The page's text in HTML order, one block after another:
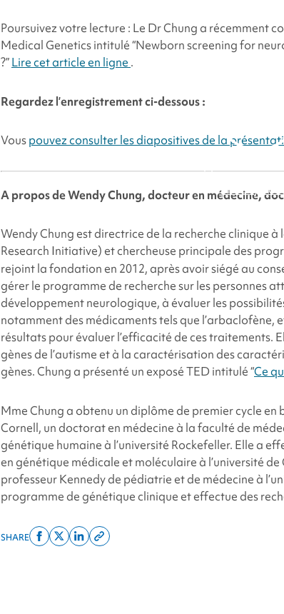
Poursuivez votre lecture : Le Dr Chung a récemment
Medical Genetics intitulé “Newborn screening for
?”Lire cet article en ligne .
Regardez l’enregistrement ci-dessous :
video, you
privacy
Vouspouvez consulter les diapositives de la
A propos deWendy Chung, docteur en médecine,
Wendy Chung est directrice de la recherche clinique à
Research Initiative) et chercheuse principale des
rejoint la fondation en 2012, après avoir siégé au
gérer le programme de recherche sur les personnes
développement neurologique, à évaluer les
notamment des médicaments tels que l’arbaclofène,
résultats pour évaluer l’efficacité de ces traitements.
gènes de l’autisme et à la caractérisation des
gènes. Chung a présenté un exposé TED intitulé “Ce
Mme Chung a obtenu un diplôme de premier cycle en
Cornell, un doctorat en médecine à la faculté de
génétique humaine à l’université Rockefeller. Elle a
en génétique médicale et moléculaire à l’université
professeur Kennedy de pédiatrie et de médecine à
programme de génétique clinique et effectue des
SHARE
ShareShareShareCopy